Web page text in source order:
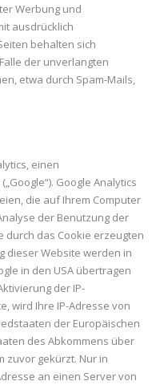
Werbung und
ausdrücklich
behalten sich
der unverlangten
etwa durch Spam-Mails,
einen
Google Analytics
die auf Ihrem Computer
der Benutzung der
durch das Cookie erzeugten
dieser Website werden in
in den USA übertragen
der IP-
wird Ihre IP-Adresse von
der Europäischen
des Abkommens über
zuvor gekürzt. Nur in
an einen Server von